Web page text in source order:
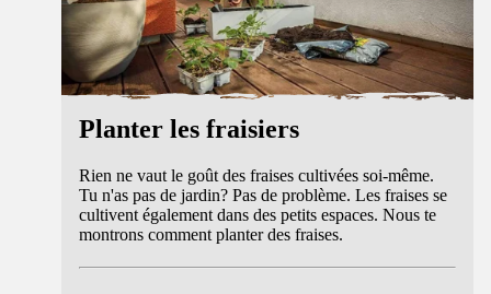
Planter les fraisiers
Rien ne vaut le goût des fraises cultivées soi-même.
Tu n'as pas de jardin? Pas de problème. Les fraises se
cultivent également dans des petits espaces. Nous te
montrons comment planter des fraises.